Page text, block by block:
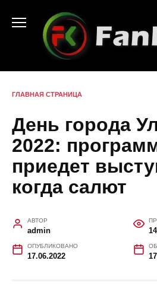
содержанию
ГЛАВНАЯ СТРАНИЦА
День города
2022:
приедет
когда салют
АВТОР
admin 14
ОПУБЛИКОВАНО
17.06.2022